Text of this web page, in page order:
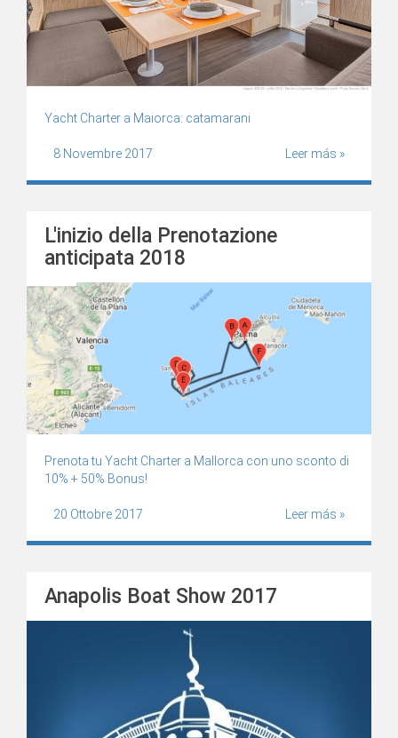
Yacht Charter a Maiorca: catamarani
8 Novembre 2017 Leer más »
L'inizio della Prenotazione
anticipata 2018
Prenota tu Yacht Charter a Mallorca con uno sconto di
10% + 50% Bonus!
20 Ottobre 2017 Leer más »
Anapolis Boat Show 2017